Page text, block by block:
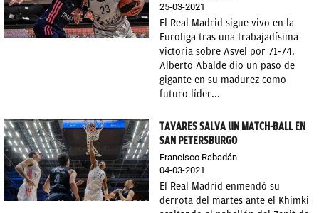
25-03-2021
El Real Madrid sigue vivo en la
Euroliga tras una trabajadísima
victoria sobre Asvel por 71-74.
Alberto Abalde dio un paso de
gigante en su madurez como
futuro líder...
TAVARES SALVA UN MATCH-BALL EN
SAN PETERSBURGO
Francisco Rabadán
04-03-2021
El Real Madrid enmendó su
derrota del martes ante el Khimki